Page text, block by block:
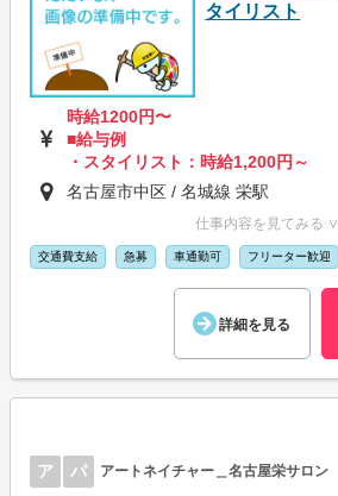
タイリスト
時給1200円〜
■給与例
・スタイリスト：時給1,200円～
名古屋市中区 / 名城線 栄駅
仕事内容を見てみる ∨
交通費支給 急募 車通勤可 フリーター歓迎
詳細を見る
ア パ アートネイチャー＿名古屋栄サロン